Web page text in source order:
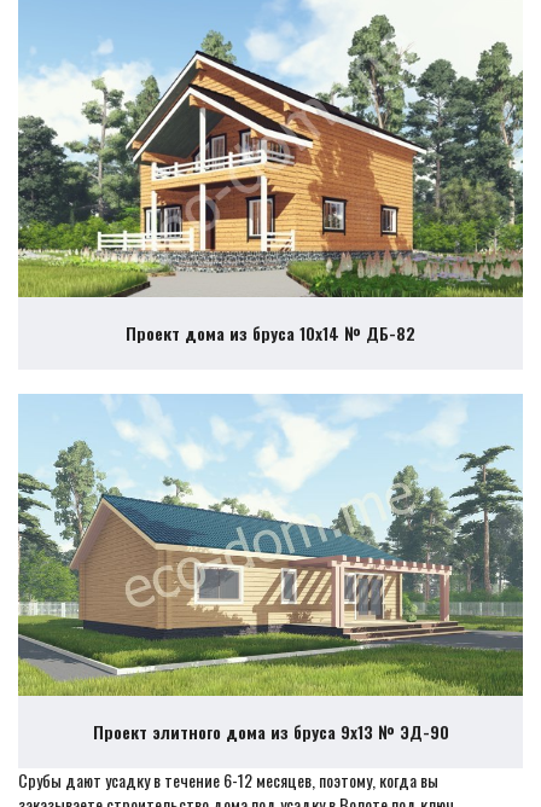
Проект дома из бруса 10х14 № ДБ-82
Проект элитного дома из бруса 9х13 № ЭД-90
Срубы дают усадку в течение 6-12 месяцев, поэтому, когда вы